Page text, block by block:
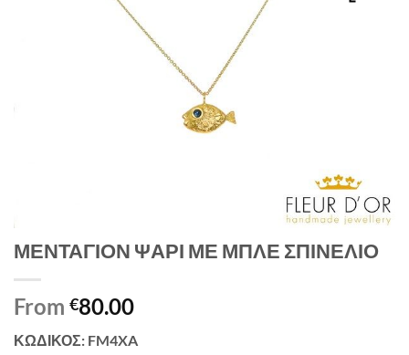
ΜΕΝΤΑΓΙΟΝ ΨΑΡΙ ΜΕ ΜΠΛΕ ΣΠΙΝΕΛΙΟ
From €80.00
ΚΩΔΙΚΟΣ: FM4XA